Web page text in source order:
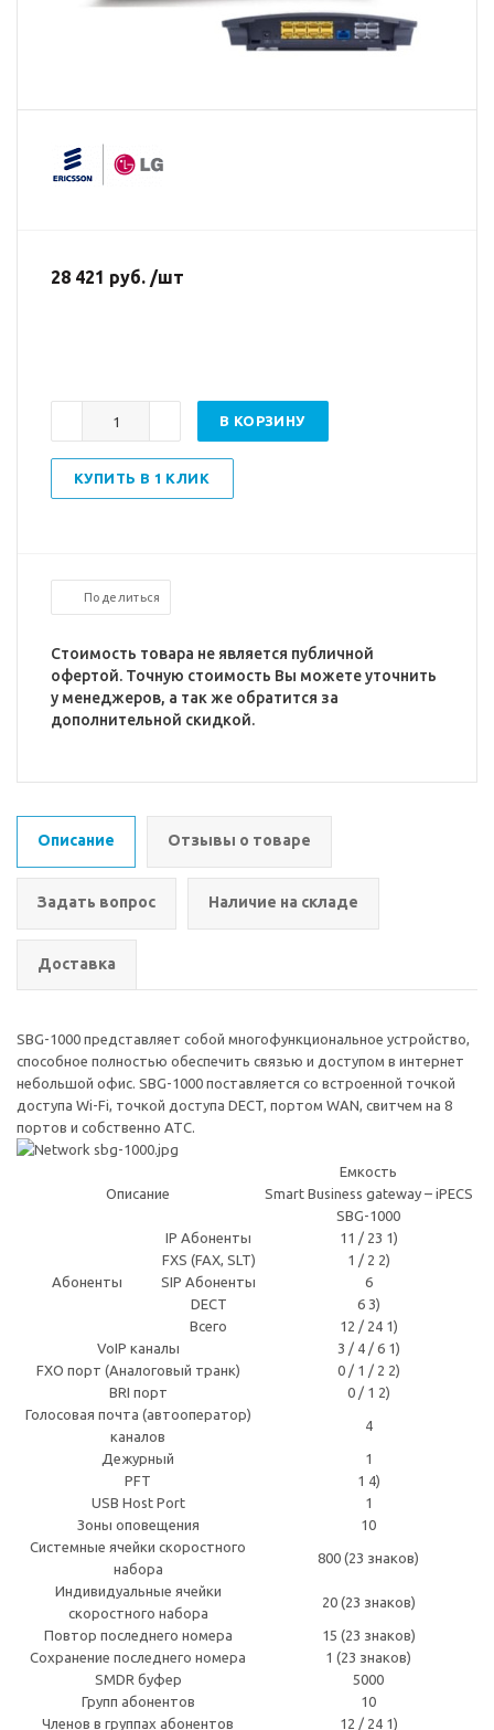
28 421 руб. /шт
В КОРЗИНУ
КУПИТЬ В 1 КЛИК
Поделиться
Стоимость товара не является публичной
офертой. Точную стоимость Вы можете уточнить
у менеджеров, а так же обратится за
дополнительной скидкой.
Описание Отзывы о товаре
Задать вопрос Наличие на складе
Доставка
SBG-1000 представляет собой многофункциональное устройство,
способное полностью обеспечить связью и доступом в интернет
небольшой офис. SBG-1000 поставляется со встроенной точкой
доступа Wi-Fi, точкой доступа DECT, портом WAN, свитчем на 8
портов и собственно АТС.
Описание
Емкость
Smart Business gateway – iPECS
SBG-1000
Абоненты
IP Абоненты
11 / 23 1)
FXS (FAX, SLT)
1 / 2 2)
SIP Абоненты
6
DECT
6 3)
Всего
12 / 24 1)
VoIP каналы
3 / 4 / 6 1)
FXO порт (Аналоговый транк)
0 / 1 / 2 2)
BRI порт
0 / 1 2)
Голосовая почта (автооператор)
каналов
4
Дежурный
1
PFT
1 4)
USB Host Port
1
Зоны оповещения
10
Системные ячейки скоростного
набора
800 (23 знаков)
Индивидуальные ячейки
скоростного набора
20 (23 знаков)
Повтор последнего номера
15 (23 знаков)
Сохранение последнего номера
1 (23 знаков)
SMDR буфер
5000
Групп абонентов
10
Членов в группах абонентов
12 / 24 1)